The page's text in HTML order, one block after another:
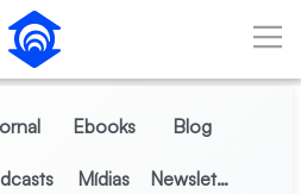
Ebooks Blog
Mídias Newsletter